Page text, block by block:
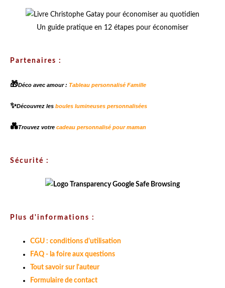
Un guide pratique en 12 étapes pour économiser
Partenaires :
🎁Déco avec amour : Tableau personnalisé Famille
✨Découvrez les boules lumineuses personnalisées
💑Trouvez votre cadeau personnalisé pour maman
Sécurité :
Plus d'informations :
CGU : conditions d'utilisation
FAQ - la foire aux questions
Tout savoir sur l'auteur
Formulaire de contact